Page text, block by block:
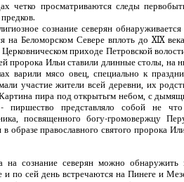
четко просматриваются следы
сознание северян
на Беломорском Севере вплоть до XIX
приходе Петровской
пророка Ильи ставили длинные столы, на
варили мясо овец, специально к
участие жители всей деревни, их
пира под открытьгм небом, с
пиршество представляло собой не
посвященного богу-громовержцу
в образе православного святого пророка
на сознание северян можно
и по сей день встречаются на Пинеге и